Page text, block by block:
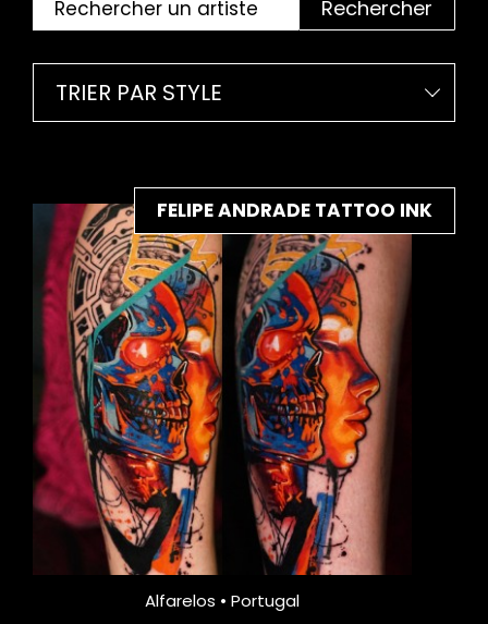
Rechercher
TRIER PAR STYLE
FELIPE ANDRADE TATTOO INK
Alfarelos • Portugal